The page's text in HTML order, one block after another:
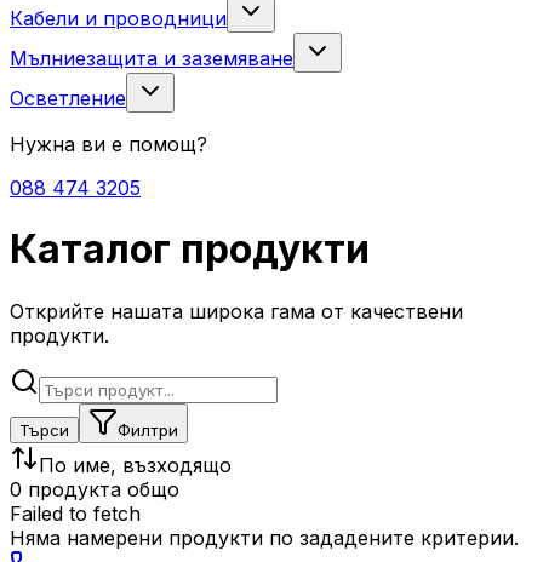
Кабели и проводници
Мълниезащита и заземяване
Осветление
Нужна ви е помощ?
088 474 3205
Каталог продукти
Открийте нашата широка гама от качествени
продукти.
Търси Филтри
По име, възходящо
0 продукта общо
Failed to fetch
Няма намерени продукти по зададените критерии.